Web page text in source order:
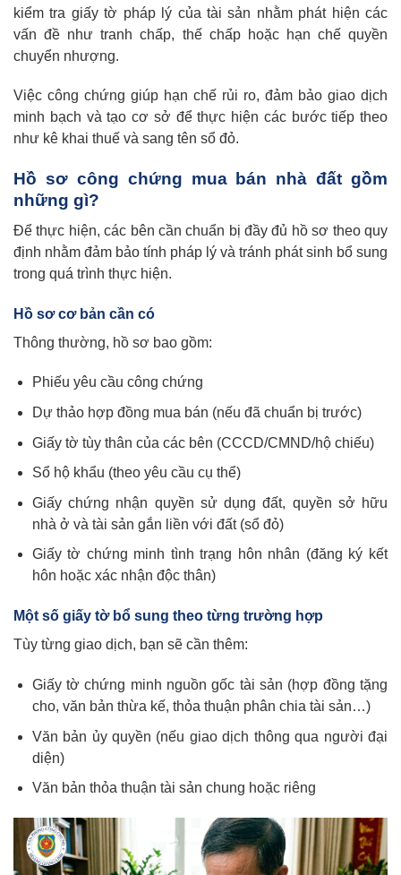
kiểm tra giấy tờ pháp lý của tài sản nhằm phát hiện các
vấn đề như tranh chấp, thế chấp hoặc hạn chế quyền
chuyển nhượng.
Việc công chứng giúp hạn chế rủi ro, đảm bảo giao dịch
minh bạch và tạo cơ sở để thực hiện các bước tiếp theo
như kê khai thuế và sang tên sổ đỏ.
Hồ sơ công chứng mua bán nhà đất gồm
những gì?
Để thực hiện, các bên cần chuẩn bị đầy đủ hồ sơ theo quy
định nhằm đảm bảo tính pháp lý và tránh phát sinh bổ sung
trong quá trình thực hiện.
Hồ sơ cơ bản cần có
Thông thường, hồ sơ bao gồm:
Phiếu yêu cầu công chứng
Dự thảo hợp đồng mua bán (nếu đã chuẩn bị trước)
Giấy tờ tùy thân của các bên (CCCD/CMND/hộ chiếu)
Sổ hộ khẩu (theo yêu cầu cụ thể)
Giấy chứng nhận quyền sử dụng đất, quyền sở hữu
nhà ở và tài sản gắn liền với đất (sổ đỏ)
Giấy tờ chứng minh tình trạng hôn nhân (đăng ký kết
hôn hoặc xác nhận độc thân)
Một số giấy tờ bổ sung theo từng trường hợp
Tùy từng giao dịch, bạn sẽ cần thêm:
Giấy tờ chứng minh nguồn gốc tài sản (hợp đồng tặng
cho, văn bản thừa kế, thỏa thuận phân chia tài sản…)
Văn bản ủy quyền (nếu giao dịch thông qua người đại
diện)
Văn bản thỏa thuận tài sản chung hoặc riêng